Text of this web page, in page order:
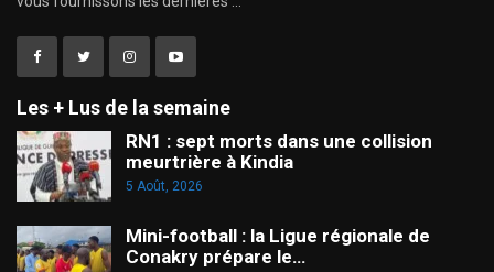
Les + Lus de la semaine
RN1 : sept morts dans une collision
meurtrière à Kindia
5 Août, 2026
Mini-football : la Ligue régionale de
Conakry prépare le…